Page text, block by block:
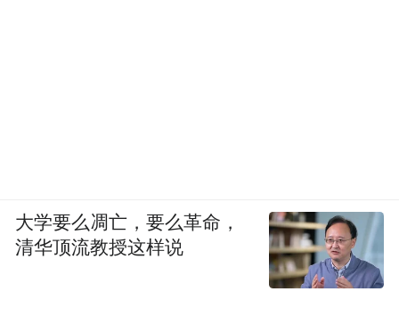
大学要么凋亡，要么革命，
清华顶流教授这样说